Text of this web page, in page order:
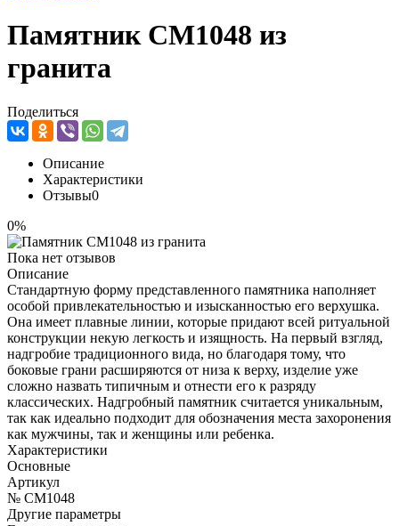
Памятник CM1048 из
гранита
Поделиться
Описание
Характеристики
Отзывы0
0%
Пока нет отзывов
Описание
Стандартную форму представленного памятника наполняет
особой привлекательностью и изысканностью его верхушка.
Она имеет плавные линии, которые придают всей ритуальной
конструкции некую легкость и изящность. На первый взгляд,
надгробие традиционного вида, но благодаря тому, что
боковые грани расширяются от низа к верху, изделие уже
сложно назвать типичным и отнести его к разряду
классических. Надгробный памятник считается уникальным,
так как идеально подходит для обозначения места захоронения
как мужчины, так и женщины или ребенка.
Характеристики
Основные
Артикул
№ CM1048
Другие параметры